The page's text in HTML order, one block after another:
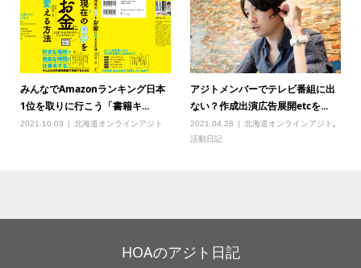
みんなでAmazonランキング日本
1位を取りに行こう「書籍キ...
2021.10.03 北海道オンラインアジト
アジトメンバーでテレビ番組に出
ない？作成出演広告展開etcを...
2021.04.28 北海道オンラインアジト
活動日記
HOAのアジト日記